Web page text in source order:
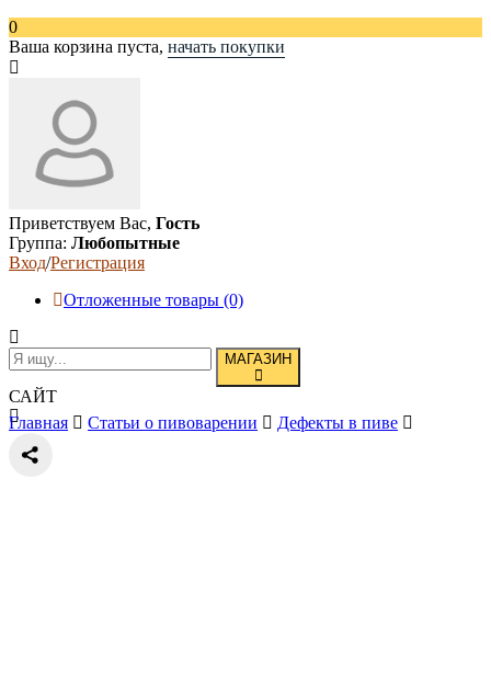
0
Ваша корзина пуста, начать покупки
Приветствуем Вас, Гость
Группа: Любопытные
Вход/Регистрация
Отложенные товары (0)
МАГАЗИН
САЙТ
Главная
Статьи о пивоварении Дефекты в пиве